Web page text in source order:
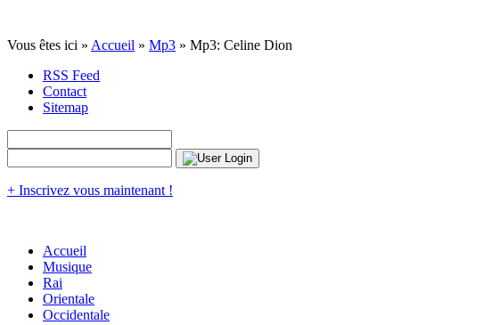
Vous êtes ici » Accueil » Mp3 » Mp3: Celine Dion
RSS Feed
Contact
Sitemap
+ Inscrivez vous maintenant !
Accueil
Musique
Rai
Orientale
Occidentale